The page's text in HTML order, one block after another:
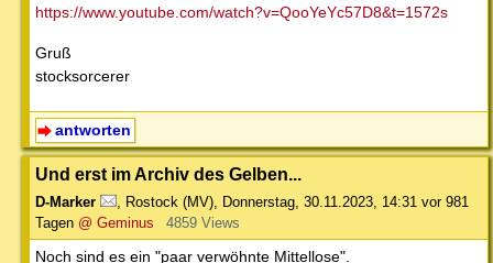
https://www.youtube.com/watch?v=QooYeYc57D8&t=1572s
Gruß
stocksorcerer
antworten
Und erst im Archiv des Gelben...
D-Marker Rostock (MV) Donnerstag, 30.11.2023, 14:31 vor 981
Tagen @ Geminus 4859 Views
Noch sind es ein "paar verwöhnte Mittellose".